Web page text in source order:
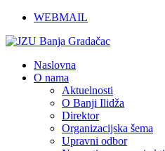
WEBMAIL
Naslovna
O nama
Aktuelnosti
O Banji Ilidža
Direktor
Organizacijska šema
Upravni odbor